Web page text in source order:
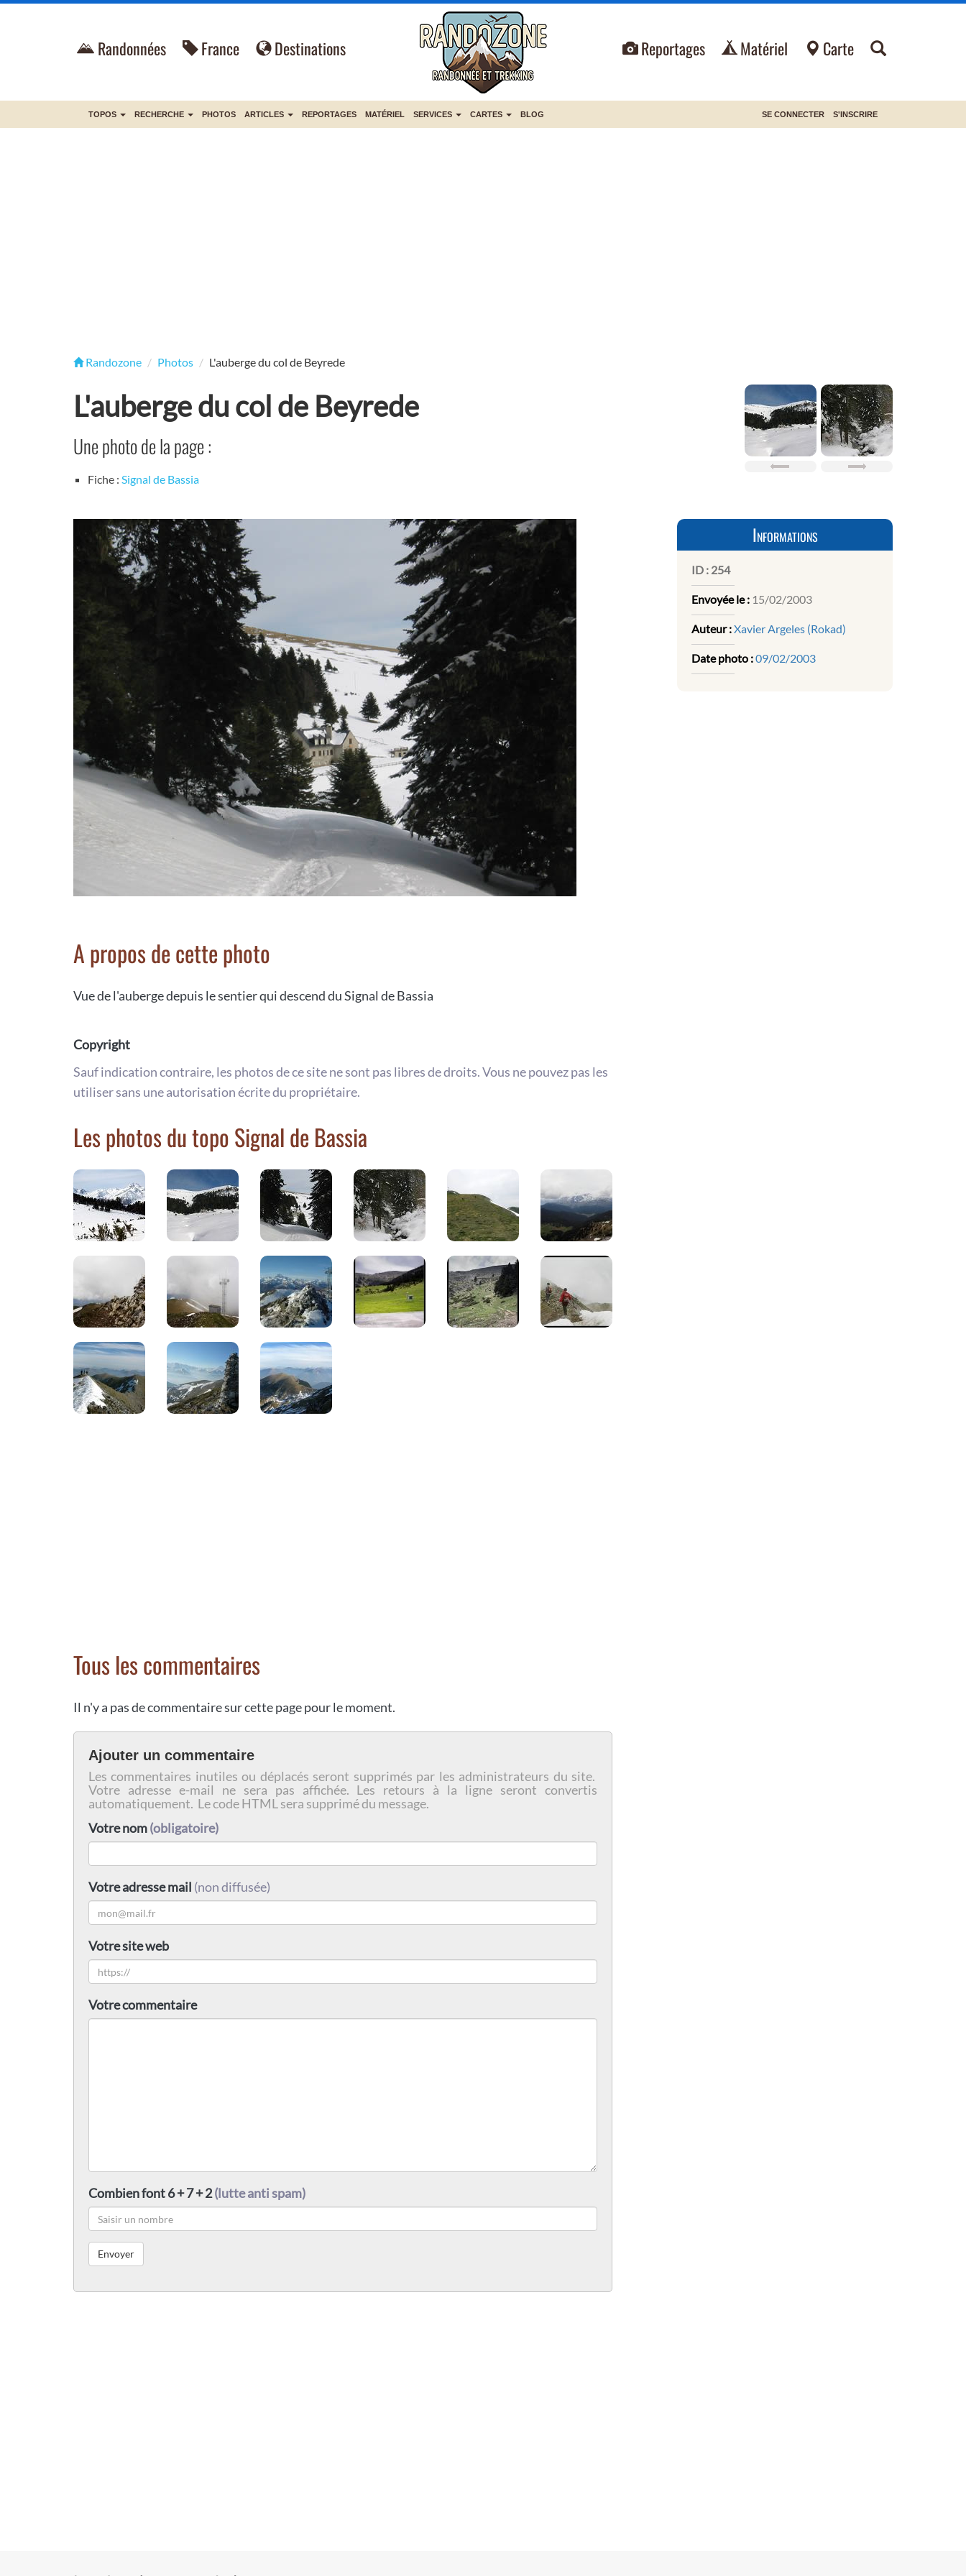
Randonnées France Destinations Reportages Matériel Carte
TOPOS RECHERCHE PHOTOS ARTICLES REPORTAGES MATÉRIEL SERVICES CARTES BLOG SE CONNECTER S'INSCRIRE
Randozone Photos L'auberge du col de Beyrede
L'auberge du col de Beyrede
Une photo de la page :
Fiche : Signal de Bassia
A propos de cette photo
Vue de l'auberge depuis le sentier qui descend du Signal de Bassia
Copyright
Sauf indication contraire, les photos de ce site ne sont pas libres de droits. Vous ne pouvez pas les
utiliser sans une autorisation écrite du propriétaire.
Les photos du topo Signal de Bassia
Tous les commentaires
Il n'y a pas de commentaire sur cette page pour le moment.
Ajouter un commentaire
Les commentaires inutiles ou déplacés seront supprimés par les administrateurs du site.
Votre adresse e-mail ne sera pas affichée. Les retours à la ligne seront convertis
automatiquement. Le code HTML sera supprimé du message.
Votre nom(obligatoire)
Votre adresse mail (non diffusée)
Votre site web
Votre commentaire
Combien font 6 + 7 + 2(lutte anti spam)
Informations
ID : 254
Envoyée le : 15/02/2003
Auteur :Xavier Argeles (Rokad)
Date photo :09/02/2003